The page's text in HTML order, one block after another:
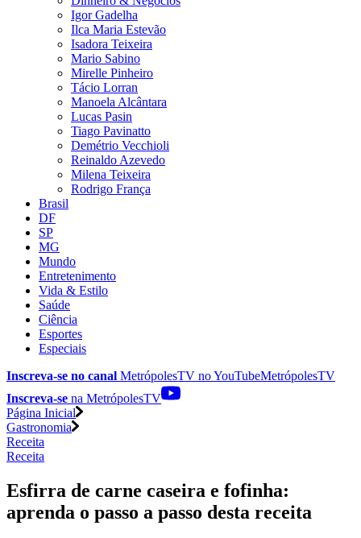
Igor Gadelha
Ilca Maria Estevão
Isadora Teixeira
Mario Sabino
Mirelle Pinheiro
Tácio Lorran
Manoela Alcântara
Lucas Pasin
Tiago Pavinatto
Demétrio Vecchioli
Reinaldo Azevedo
Milena Teixeira
Rodrigo França
Brasil
DF
SP
MG
Mundo
Entretenimento
Vida & Estilo
Saúde
Ciência
Esportes
Especiais
Inscreva-se no canal MetrópolesTV noYouTubeMetrópolesTV
Inscreva-se na MetrópolesTV
Página Inicial
Gastronomia
Receita
Receita
Esfirra de carne caseira e fofinha:
aprenda o passo a passo desta receita